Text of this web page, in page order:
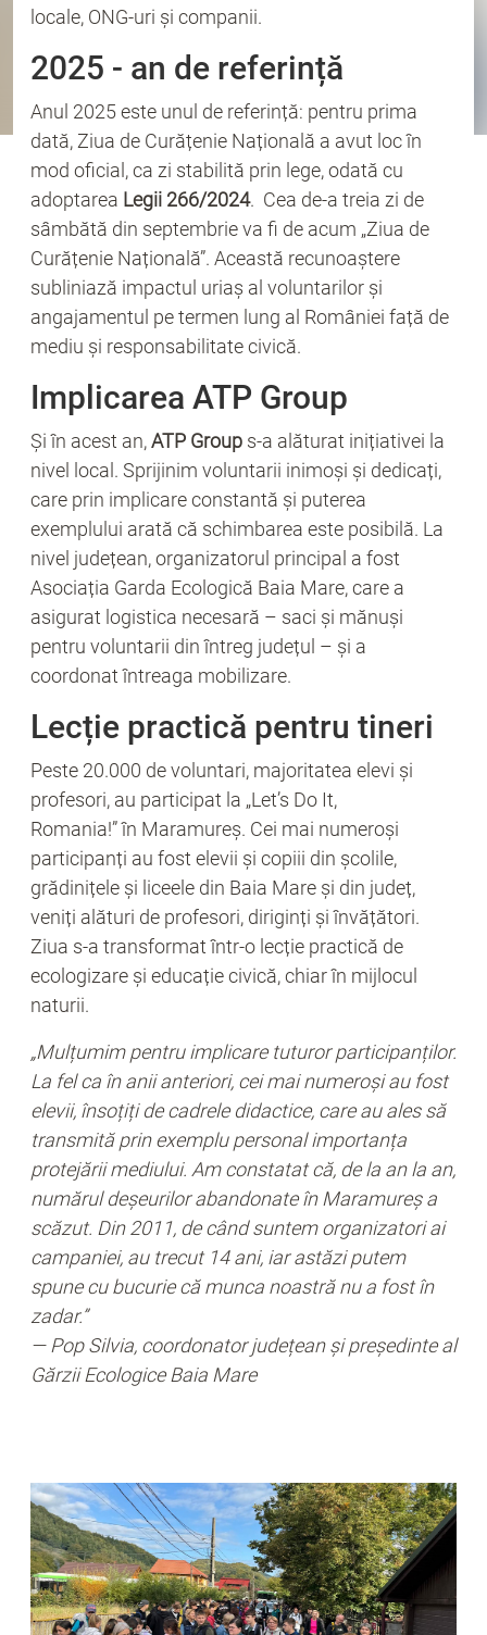
locale, ONG-uri și companii.
2025 - an de referință
Anul 2025 este unul de referință: pentru prima
dată, Ziua de Curățenie Națională a avut loc în
mod oficial, ca zi stabilită prin lege, odată cu
adoptarea Legii 266/2024. Cea de-a treia zi de
sâmbătă din septembrie va fi de acum „Ziua de
Curățenie Națională”. Această recunoaștere
subliniază impactul uriaș al voluntarilor și
angajamentul pe termen lung al României față de
mediu și responsabilitate civică.
Implicarea ATP Group
Și în acest an,ATP Group s-a alăturat inițiativei la
nivel local. Sprijinim voluntarii inimoși și dedicați,
care prin implicare constantă și puterea
exemplului arată că schimbarea este posibilă. La
nivel județean, organizatorul principal a fost
Asociația Garda Ecologică Baia Mare, care a
asigurat logistica necesară – saci și mănuși
pentru voluntarii din întreg județul – și a
coordonat întreaga mobilizare.
Lecție practică pentru tineri
Peste 20.000 de voluntari, majoritatea elevi și
profesori, au participat la „Let’s Do It,
Romania!” în Maramureș. Cei mai numeroși
participanți au fost elevii și copiii din școlile,
grădinițele și liceele din Baia Mare și din județ,
veniți alături de profesori, diriginți și învățători.
Ziua s-a transformat într-o lecție practică de
ecologizare și educație civică, chiar în mijlocul
naturii.
„Mulțumim pentru implicare tuturor participanților.
La fel ca în anii anteriori, cei mai numeroși au fost
elevii, însoțiți de cadrele didactice, care au ales să
transmită prin exemplu personal importanța
protejării mediului. Am constatat că, de la an la an,
numărul deșeurilor abandonate în Maramureș a
scăzut. Din 2011, de când suntem organizatori ai
campaniei, au trecut 14 ani, iar astăzi putem
spune cu bucurie că munca noastră nu a fost în
zadar.”
— Pop Silvia, coordonator județean și președinte al
Gărzii Ecologice Baia Mare